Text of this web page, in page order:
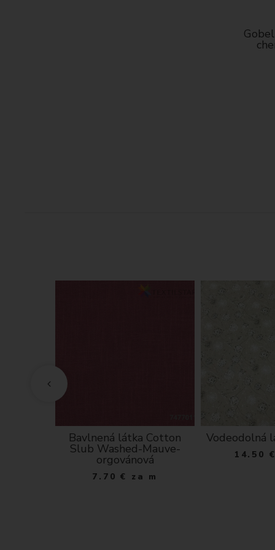
Bavlnená látka Cotton
Slub Washed-Mauve-
orgovánová
7.70 € za m
Vodeodolná
14.50